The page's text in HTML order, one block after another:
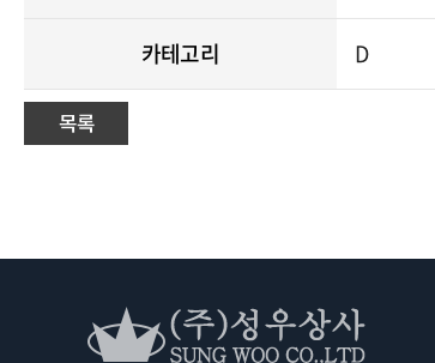
카테고리 D